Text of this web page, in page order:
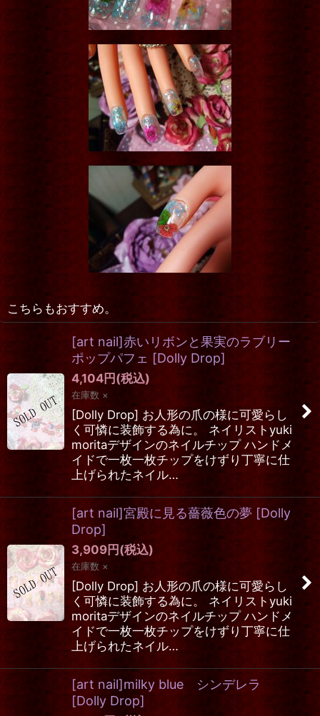
こちらもおすすめ。
[art nail]赤いリボンと果実のラブリー
ポップパフェ [Dolly Drop]
4,104円 (税込)
在庫数 ×
[Dolly Drop] お人形の爪の様に可愛らし
く可憐に装飾する為に。 ネイリストyuki
moritaデザインのネイルチップ ハンドメ
イドで一枚一枚チップをけずり丁寧に仕
上げられたネイル…
[art nail]宮殿に見る薔薇色の夢 [Dolly
Drop]
3,909円 (税込)
在庫数 ×
[Dolly Drop] お人形の爪の様に可愛らし
く可憐に装飾する為に。 ネイリストyuki
moritaデザインのネイルチップ ハンドメ
イドで一枚一枚チップをけずり丁寧に仕
上げられたネイル…
[art nail]milky blue シンデレラ
[Dolly Drop]